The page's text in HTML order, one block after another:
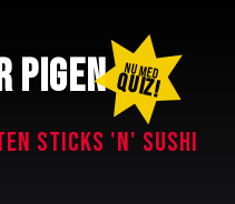
PIGEN NU MED
QUIZ!
STICKS 'N' SUSHI